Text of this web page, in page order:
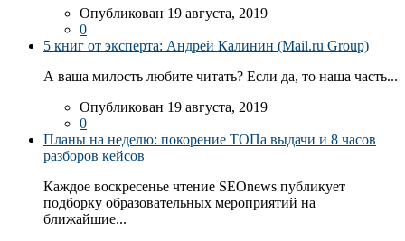
Опубликован 19 августа, 2019
0
5 книг от эксперта: Андрей Калинин (Mail.ru Group)
А ваша милость любите читать? Если да, то наша часть...
Опубликован 19 августа, 2019
0
Планы на неделю: покорение ТОПа выдачи и 8 часов
разборов кейсов
Каждое воскресенье чтение SEOnews публикует
подборку образовательных мероприятий на
ближайшие...